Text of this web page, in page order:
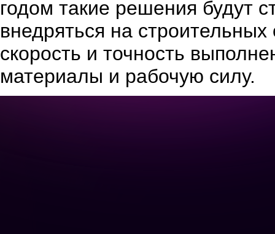
годом такие решения будут
внедряться на
скорость и точность
материалы и рабочую силу.